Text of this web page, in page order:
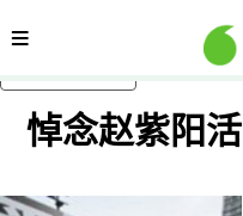
内容分类
悼念赵紫阳